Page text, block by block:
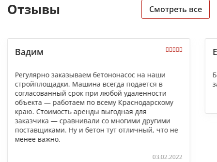
Отзывы Смотреть все
Вадим
Регулярно заказываем бетононасос на наши
стройплощадки. Машина всегда подается в
согласованный срок при любой удаленности
объекта — работаем по всему Краснодарскому
краю. Стоимость аренды выгодная для
заказчика — сравнивали со многими другими
поставщиками. Ну и бетон тут отличный, что не
менее важно.
03.02.2022